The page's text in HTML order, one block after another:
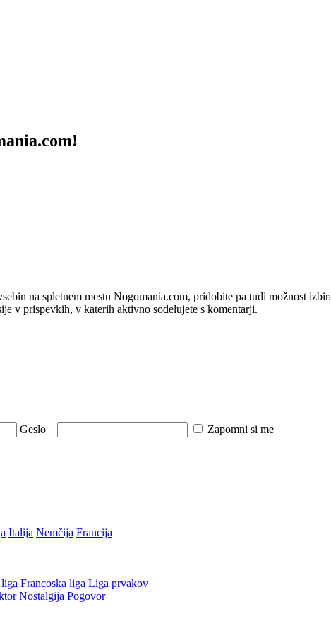
na spletnem mestu Nogomania.com, pridobite pa tudi možnost
v prispevkih, v katerih aktivno sodelujete s komentarji.
Geslo Zapomni si me
Italija Nemčija Francija
Francoska liga Liga prvakov
Nostalgija Pogovor